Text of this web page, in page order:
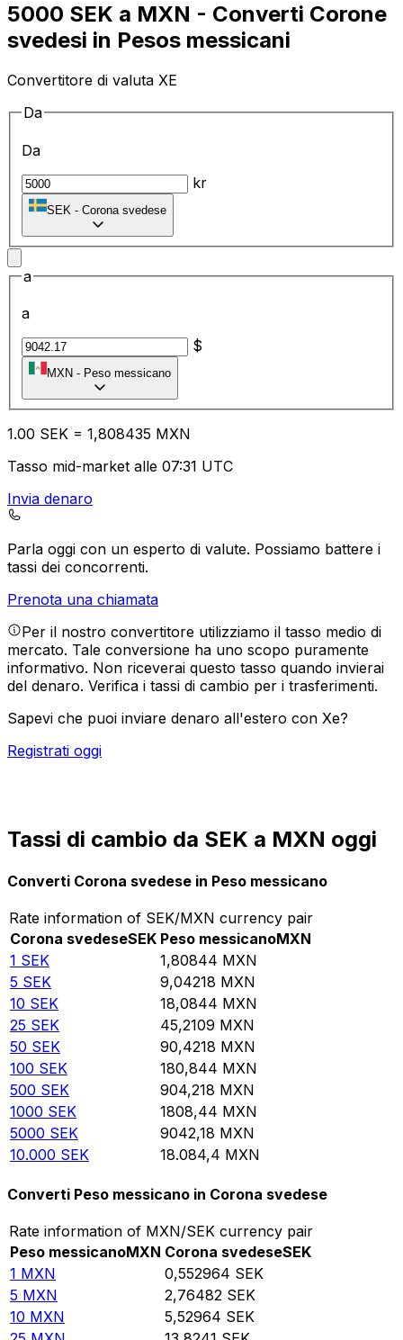
5000 SEK a MXN - Converti Corone
svedesi in Pesos messicani
Convertitore di valuta XE
Da
Da
kr
SEK - Corona svedese
a
a
$
MXN - Peso messicano
1.00 SEK = 1,808435 MXN
Tasso mid-market alle 07:31 UTC
Invia denaro
Parla oggi con un esperto di valute. Possiamo battere i
tassi dei concorrenti.
Prenota una chiamata
Per il nostro convertitore utilizziamo il tasso medio di
mercato. Tale conversione ha uno scopo puramente
informativo. Non riceverai questo tasso quando invierai
del denaro. Verifica i tassi di cambio per i trasferimenti.
Sapevi che puoi inviare denaro all'estero con Xe?
Registrati oggi
Tassi di cambio da SEK a MXN oggi
Converti Corona svedese in Peso messicano
Rate information of SEK/MXN currency pair
Corona svedeseSEK Peso messicanoMXN
1 SEK 1,80844 MXN
5 SEK 9,04218 MXN
10 SEK 18,0844 MXN
25 SEK 45,2109 MXN
50 SEK 90,4218 MXN
100 SEK 180,844 MXN
500 SEK 904,218 MXN
1000 SEK 1808,44 MXN
5000 SEK 9042,18 MXN
10.000 SEK 18.084,4 MXN
Converti Peso messicano in Corona svedese
Rate information of MXN/SEK currency pair
Peso messicanoMXN Corona svedeseSEK
1 MXN 0,552964 SEK
5 MXN 2,76482 SEK
10 MXN 5,52964 SEK